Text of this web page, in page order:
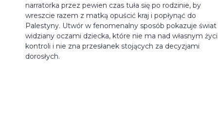
narratorka przez pewien czas tuła się po rodzinie, by
wreszcie razem z matką opuścić kraj i popłynąć do
Palestyny. Utwór w fenomenalny sposób pokazuje świat
widziany oczami dziecka, które nie ma nad własnym
kontroli i nie zna przesłanek stojących za decyzjami
dorosłych.